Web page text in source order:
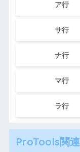
ア行
サ行
ナ行
マ行
ラ行
ProTools関連